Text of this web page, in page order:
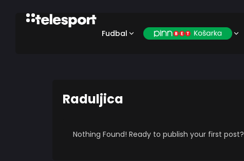
Fudbal
Raduljica
Nothing Found! Ready to publish your first post?